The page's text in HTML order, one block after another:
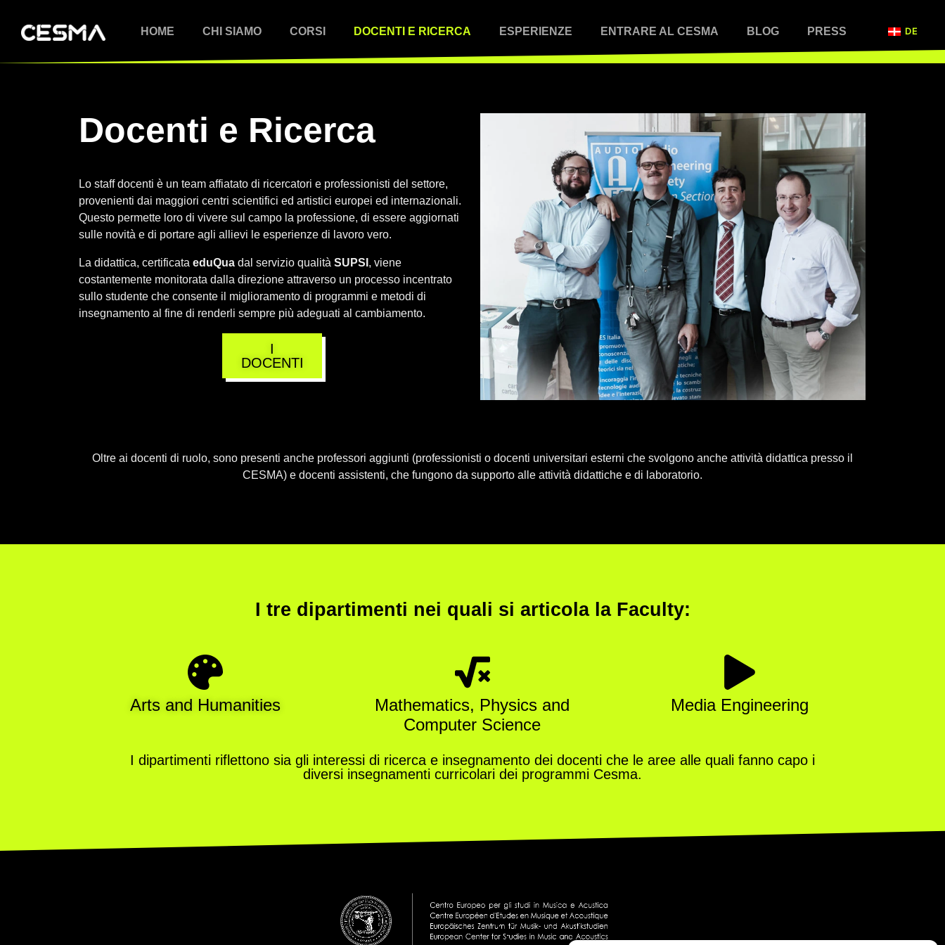
HOME CHI SIAMO CORSI DOCENTI E RICERCA ESPERIENZE ENTRARE AL CESMA BLOG PRESS
Docenti e Ricerca
Lo staff docenti è un team affiatato di ricercatori e professionisti del settore,
provenienti dai maggiori centri scientifici ed artistici europei ed internazionali.
Questo permette loro di vivere sul campo la professione, di essere aggiornati
sulle novità e di portare agli allievi le esperienze di lavoro vero.
La didattica, certificata eduQua dal servizio qualità SUPSI , viene
costantemente monitorata dalla direzione attraverso un processo incentrato
sullo studente che consente il miglioramento di programmi e metodi di
insegnamento al fine di renderli sempre più adeguati al cambiamento.
I
DOCENTI
Oltre ai docenti di ruolo, sono presenti anche professori aggiunti (professionisti o docenti universitari esterni che svolgono anche attività didattica presso il
CESMA) e docenti assistenti, che fungono da supporto alle attività didattiche e di laboratorio.
I tre dipartimenti nei quali si articola la Faculty:
Arts and Humanities
Mathematics, Physics and
Computer Science
Media Engineering
I dipartimenti riflettono sia gli interessi di ricerca e insegnamento dei docenti che le aree alle quali fanno capo i
diversi insegnamenti curricolari dei programmi Cesma.